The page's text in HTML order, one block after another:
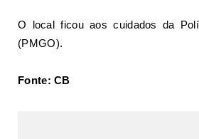
O local ficou aos cuidados da
(PMGO).
Fonte: CB